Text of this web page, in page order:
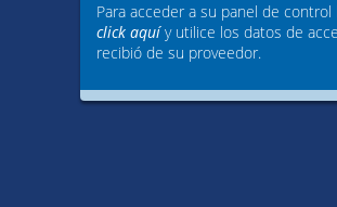
Para acceder a su panel de control
click aquíy utilice los datos de
recibió de su proveedor.